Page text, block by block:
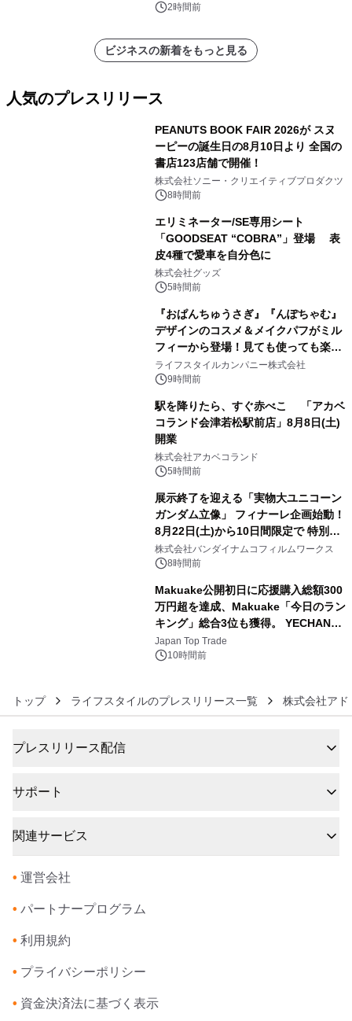
表2時間前
ビジネスの新着をもっと見る
人気のプレスリリース
PEANUTS BOOK FAIR 2026が スヌ
ーピーの誕生日の8月10日より 全国の
書店123店舗で開催！
株式会社ソニー・クリエイティブプロダクツ
8時間前
エリミネーター/SE専用シート
「GOODSEAT “COBRA”」登場 表
皮4種で愛車を自分色に
株式会社グッズ
5時間前
『おぱんちゅうさぎ』『んぽちゃむ』
デザインのコスメ＆メイクパフがミル
フィーから登場！見ても使っても楽し
い、ポップでキュートなコレクショ
ン。
ライフスタイルカンパニー株式会社
9時間前
駅を降りたら、すぐ赤べこ 「アカベ
コランド会津若松駅前店」8月8日(土)
開業
株式会社アカベコランド
5時間前
展示終了を迎える「実物大ユニコーン
ガンダム立像」 フィナーレ企画始動！
8月22日(土)から10日間限定で 特別映
像『UNICORN GUNDAM Statue ―
BEYOND POSSIBILITY ―』を上映！
株式会社バンダイナムコフィルムワークス
8時間前
Makuake公開初日に応援購入総額300
万円超を達成、Makuake「今日のラン
キング」総合3位も獲得。 YECHAN音
浴シンギングボウル第2弾の大型サイ
ズ（XL・2XL・3XL）を先行販売中
Japan Top Trade
10時間前
トップ ライフスタイルのプレスリリース一覧 株式会社アド
プレスリリース配信
サポート
関連サービス
• 運営会社
• パートナープログラム
• 利用規約
• プライバシーポリシー
• 資金決済法に基づく表示